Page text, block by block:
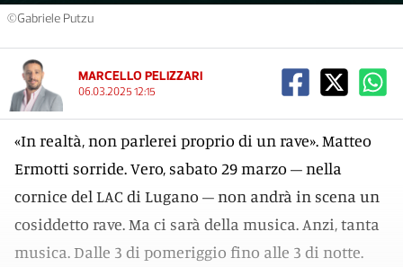
©Gabriele Putzu
MARCELLO PELIZZARI
06.03.2025 12:15
«In realtà, non parlerei proprio di un rave». Matteo
Ermotti sorride. Vero, sabato 29 marzo – nella
cornice del LAC di Lugano – non andrà in scena un
cosiddetto rave. Ma ci sarà della musica. Anzi, tanta
musica. Dalle 3 di pomeriggio fino alle 3 di notte.